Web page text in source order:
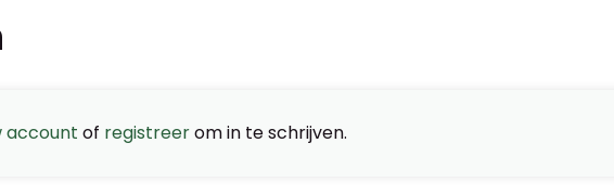
account of registreerom in te schrijven.